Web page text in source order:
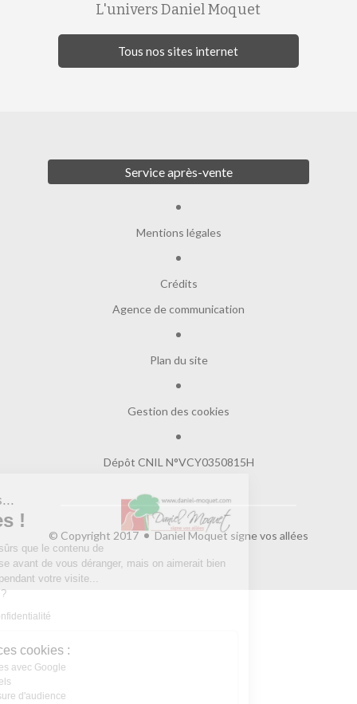
L'univers Daniel Moquet
Tous nos sites internet
Service après-vente
Mentions légales
Crédits
Agence de communication
Plan du site
Gestion des cookies
Dépôt CNIL N°VCY0350815H
© Copyright 2017 Daniel Moquet signe vos allées
Salut c'est nous...
les Cookies !
On a attendu d'être sûrs que le contenu de
ce site vous intéresse avant de vous déranger, mais on aimerait bien
vous accompagner pendant votre visite...
Lire la politique de confidentialité
À quoi servent ces cookies :
Partage de données avec Google
Statistiques et mesure d'audience